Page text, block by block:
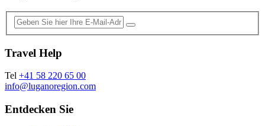
Travel Help
Tel +41 58 220 65 00
info@luganoregion.com
Entdecken Sie